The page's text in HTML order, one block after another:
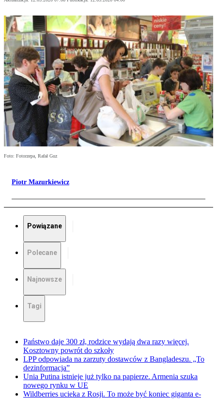
Foto: Fotorzepa, Rafał Guz
Piotr Mazurkiewicz
Powiązane
Polecane
Najnowsze
Tagi
Państwo daje 300 zł, rodzice wydają dwa razy więcej.
Kosztowny powrót do szkoły
LPP odpowiada na zarzuty dostawców z Bangladeszu. „To
dezinformacja”
Unia Putina istnieje już tylko na papierze. Armenia szuka
nowego rynku w UE
Wildberries ucieka z Rosji. To może być koniec giganta e-